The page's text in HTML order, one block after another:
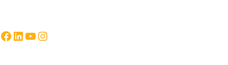
Facebook
LinkedIn
YouTube
Instagram